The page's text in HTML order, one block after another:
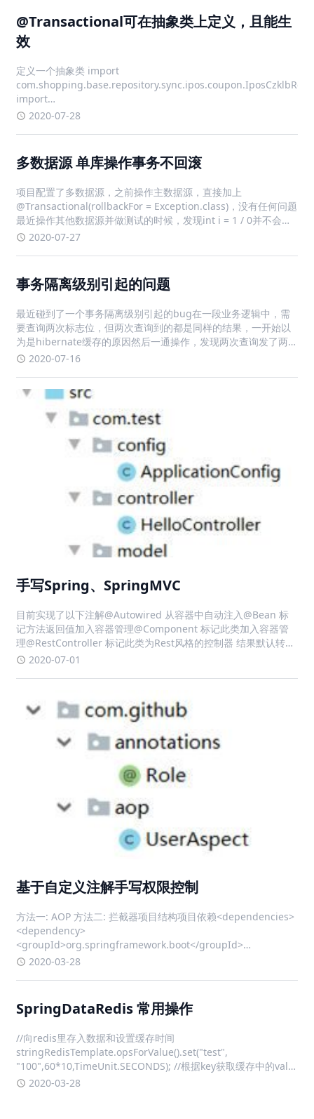
@Transactional可在抽象类上定义，且能生
效
定义一个抽象类 import
import
org.springframework.beans.factory.annotation.Autowired;
2020-07-28
多数据源 单库操作事务不回滚
项目配置了多数据源，之前操作主数据源，直接加上
@Transactional(rollbackFor = Exception.class)，没有任何问题
最近操作其他数据源并做测试的时候，发现int i = 1 / 0并不会回
滚，各种排查，从数据库引擎到注解@Transactional使用规范和
2020-07-27
事务隔离级别引起的问题
最近碰到了一个事务隔离级别引起的bug在一段业务逻辑中，需
要查询两次标志位，但两次查询到的都是同样的结果，一开始以
为是hibernate缓存的原因然后一通操作，发现两次查询发了两
次sql，于是排除hibernate最后怀疑是隔离级别的问题，在手动
2020-07-16
手写Spring、SpringMVC
目前实现了以下注解@Autowired 从容器中自动注入@Bean 标
记方法返回值加入容器管理@Component 标记此类加入容器管
理@RestController 标记此类为Rest风格的控制器 结果默认转为
json@RequestMapping 前置匹配路径@GetMapping 匹配一
2020-07-01
基于自定义注解手写权限控制
方法一: AOP 方法二: 拦截器项目结构项目依赖<dependencies>
<dependency>
<groupId>org.springframework.boot</groupId>
<artifactId>spring-boot-starter-w
2020-03-28
SpringDataRedis 常用操作
//向redis里存入数据和设置缓存时间
stringRedisTemplate.opsForValue().set("test",
"100",60*10,TimeUnit.SECONDS); //根据key获取缓存中的val
stringRedisTemplate.opsForValue().
2020-03-28